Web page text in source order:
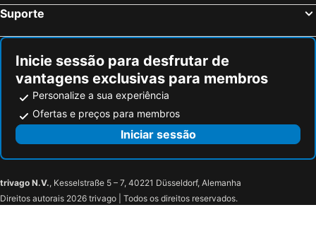
Suporte
Inicie sessão para desfrutar de
vantagens exclusivas para membros
Personalize a sua experiência
Ofertas e preços para membros
Iniciar sessão
trivago N.V., Kesselstraße 5 – 7, 40221 Düsseldorf, Alemanha
Direitos autorais 2026 trivago | Todos os direitos reservados.